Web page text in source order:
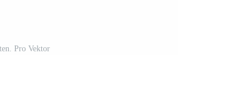
Pro Vektor